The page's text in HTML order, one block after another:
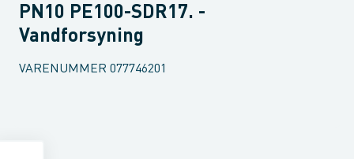
PN10 PE100-SDR17. -
Vandforsyning
VARENUMMER 077746201